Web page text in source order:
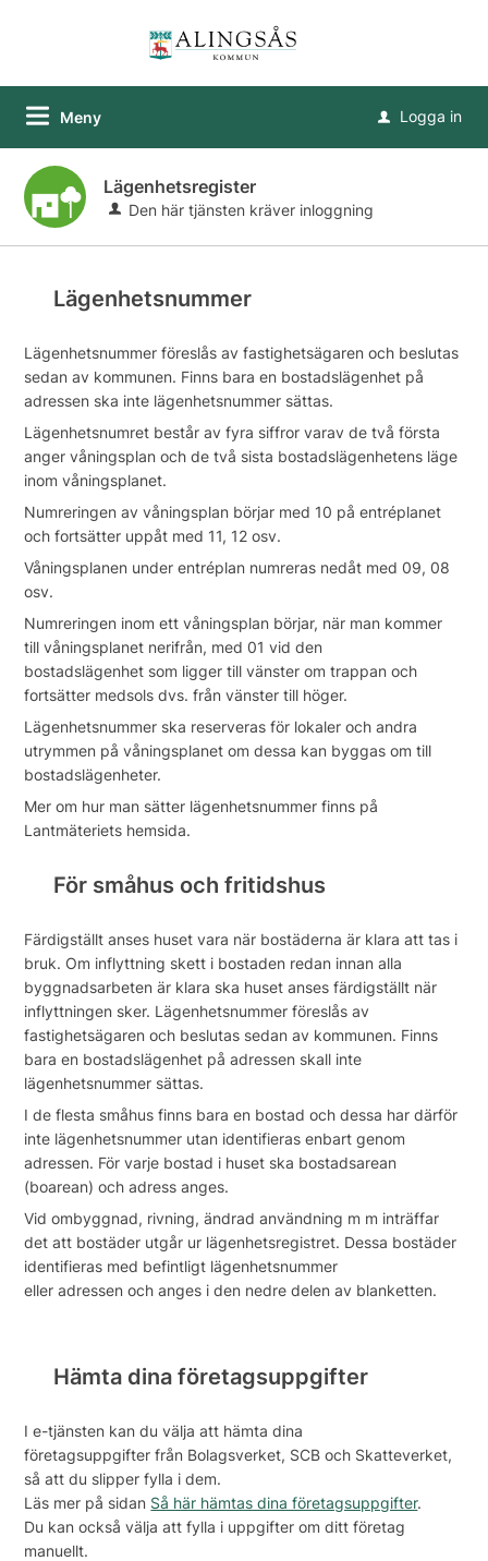
Meny u Logga in
Lägenhetsregister
Den här tjänsten kräver inloggning
Lägenhetsnummer
Lägenhetsnummer föreslås av fastighetsägaren och beslutas
sedan av kommunen. Finns bara en bostadslägenhet på
adressen ska inte lägenhetsnummer sättas.
Lägenhetsnumret består av fyra siffror varav de två första
anger våningsplan och de två sista bostadslägenhetens läge
inom våningsplanet.
Numreringen av våningsplan börjar med 10 på entréplanet
och fortsätter uppåt med 11, 12 osv.
Våningsplanen under entréplan numreras nedåt med 09, 08
osv.
Numreringen inom ett våningsplan börjar, när man kommer
till våningsplanet nerifrån, med 01 vid den
bostadslägenhet som ligger till vänster om trappan och
fortsätter medsols dvs. från vänster till höger.
Lägenhetsnummer ska reserveras för lokaler och andra
utrymmen på våningsplanet om dessa kan byggas om till
bostadslägenheter.
Mer om hur man sätter lägenhetsnummer finns på
Lantmäteriets hemsida.
För småhus och fritidshus
Färdigställt anses huset vara när bostäderna är klara att tas i
bruk. Om inflyttning skett i bostaden redan innan alla
byggnadsarbeten är klara ska huset anses färdigställt när
inflyttningen sker. Lägenhetsnummer föreslås av
fastighetsägaren och beslutas sedan av kommunen. Finns
bara en bostadslägenhet på adressen skall inte
lägenhetsnummer sättas.
I de flesta småhus finns bara en bostad och dessa har därför
inte lägenhetsnummer utan identifieras enbart genom
adressen. För varje bostad i huset ska bostadsarean
(boarean) och adress anges.
Vid ombyggnad, rivning, ändrad användning m m inträffar
det att bostäder utgår ur lägenhetsregistret. Dessa bostäder
identifieras med befintligt lägenhetsnummer
eller adressen och anges i den nedre delen av blanketten.
Hämta dina företagsuppgifter
I e-tjänsten kan du välja att hämta dina
företagsuppgifter från Bolagsverket, SCB och Skatteverket,
så att du slipper fylla i dem.
Läs mer på sidan Så här hämtas dina företagsuppgifter.
Du kan också välja att fylla i uppgifter om ditt företag
manuellt.